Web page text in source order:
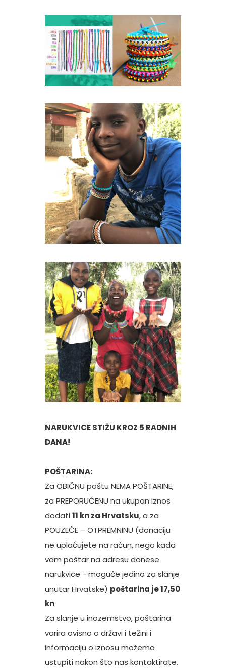
NARUKVICE STIŽU KROZ 5 RADNIH
DANA!
POŠTARINA:
Za OBIČNU poštu NEMA POŠTARINE,
za PREPORUČENU na ukupan iznos
dodati 11 kn za Hrvatsku, a za
POUZEĆE – OTPREMNINU (donaciju
ne uplaćujete na račun, nego kada
vam poštar na adresu donese
narukvice - moguće jedino za slanje
unutar Hrvatske) poštarina je 17,50
kn.
Za slanje u inozemstvo, poštarina
varira ovisno o državi i težini i
informaciju o iznosu možemo
ustupiti nakon što nas kontaktirate.